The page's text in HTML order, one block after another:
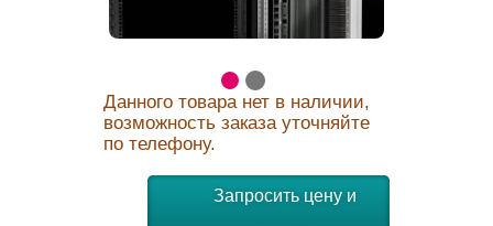
Данного товара нет в наличии,
возможность заказа уточняйте
по телефону.
Запросить цену и